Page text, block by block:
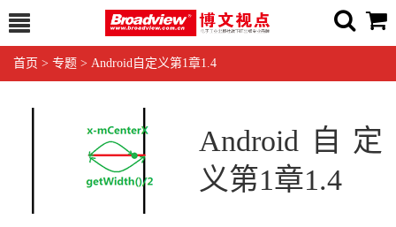
首页 > 专题 > Android自定义第1章1.4
Android自定
义第1章1.4